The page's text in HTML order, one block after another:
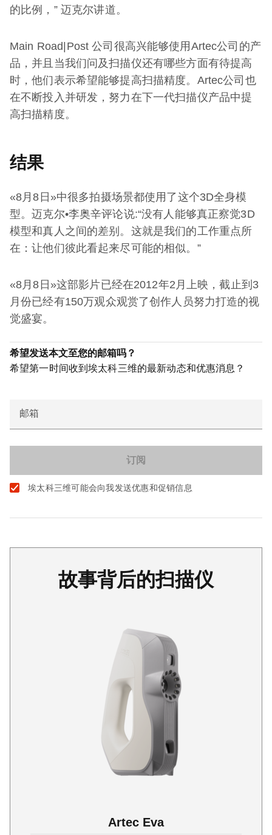
的比例，” 迈克尔讲道。
Main Road|Post 公司很高兴能够使用Artec公司的产
品，并且当我们问及扫描仪还有哪些方面有待提高
时，他们表示希望能够提高扫描精度。Artec公司也
在不断投入并研发，努力在下一代扫描仪产品中提
高扫描精度。
结果
«8月8日»中很多拍摄场景都使用了这个3D全身模
型。迈克尔•李奥辛评论说:“没有人能够真正察觉3D
模型和真人之间的差别。这就是我们的工作重点所
在：让他们彼此看起来尽可能的相似。”
«8月8日»这部影片已经在2012年2月上映，截止到3
月份已经有150万观众观赏了创作人员努力打造的视
觉盛宴。
希望发送本文至您的邮箱吗？
希望第一时间收到埃太科三维的最新动态和优惠消息？
邮箱
埃太科三维可能会向我发送优惠和促销信息
故事背后的扫描仪
Artec Eva